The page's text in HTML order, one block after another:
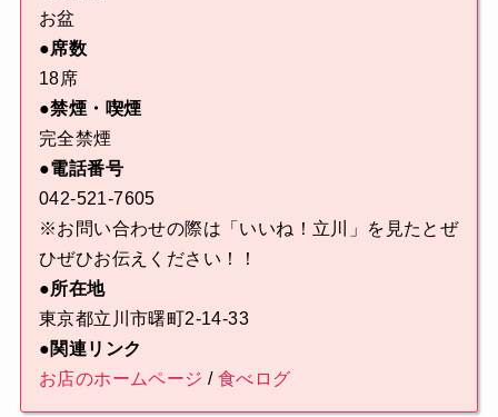
お盆
●席数
18席
●禁煙・喫煙
完全禁煙
●電話番号
042-521-7605
※お問い合わせの際は「いいね！立川」を見たとぜ
ひぜひお伝えください！！
●所在地
東京都立川市曙町2-14-33
●関連リンク
お店のホームページ / 食べログ